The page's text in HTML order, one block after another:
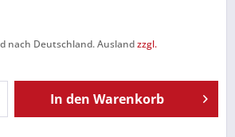
nach Deutschland. Auslandzzgl.
In den Warenkorb